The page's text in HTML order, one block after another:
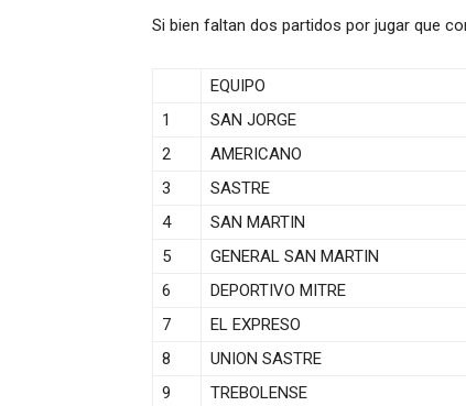
Si bien faltan dos partidos por jugar que
EQUIPO
1
SAN JORGE
2
AMERICANO
3
SASTRE
4
SAN MARTIN
5
GENERAL SAN MARTIN
6
DEPORTIVO MITRE
7
EL EXPRESO
8
UNION SASTRE
9
TREBOLENSE